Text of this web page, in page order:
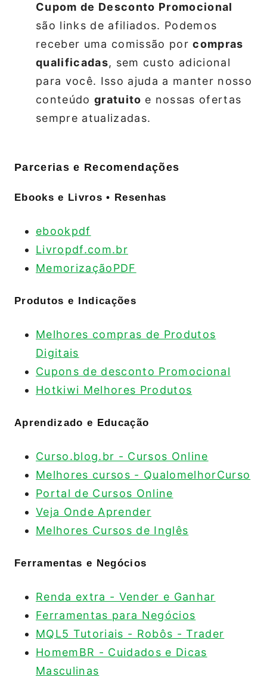
Cupom de Desconto Promocional
são links de afiliados. Podemos
receber uma comissão porcompras
qualificadas, sem custo adicional
para você. Isso ajuda a manter nosso
conteúdo gratuito e nossas ofertas
sempre atualizadas.
Parcerias e Recomendações
Ebooks e Livros • Resenhas
ebookpdf
Livropdf.com.br
MemorizaçãoPDF
Produtos e Indicações
Melhores compras de Produtos
Digitais
Cupons de desconto Promocional
Hotkiwi Melhores Produtos
Aprendizado e Educação
Curso.blog.br - Cursos Online
Melhores cursos - QualomelhorCurso
Portal de Cursos Online
Veja Onde Aprender
Melhores Cursos de Inglês
Ferramentas e Negócios
Renda extra - Vender e Ganhar
Ferramentas para Negócios
MQL5 Tutoriais - Robôs - Trader
HomemBR - Cuidados e Dicas
Masculinas